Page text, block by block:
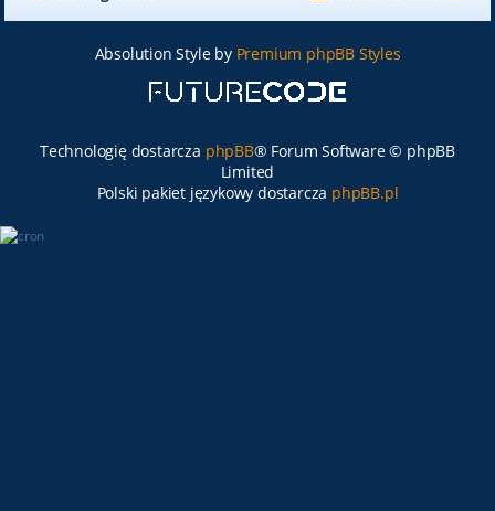
Absolution Style by Premium phpBB Styles
Technologię dostarcza phpBB® Forum Software © phpBB
Limited
Polski pakiet językowy dostarcza phpBB.pl